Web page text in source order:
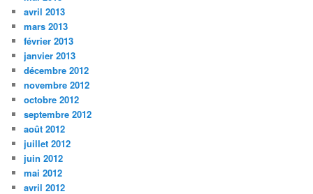
avril 2013
mars 2013
février 2013
janvier 2013
décembre 2012
novembre 2012
octobre 2012
septembre 2012
août 2012
juillet 2012
juin 2012
mai 2012
avril 2012